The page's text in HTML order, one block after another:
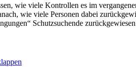
wie viele Kontrollen es im
wie viele Personen dabei
Schutzsuchende